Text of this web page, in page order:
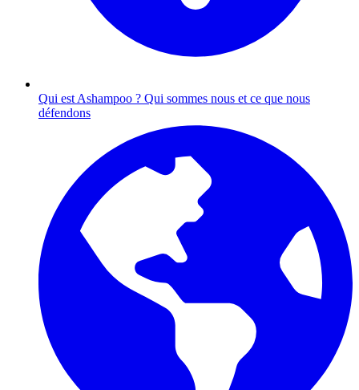
Qui est Ashampoo ? Qui sommes nous et ce que nous
défendons